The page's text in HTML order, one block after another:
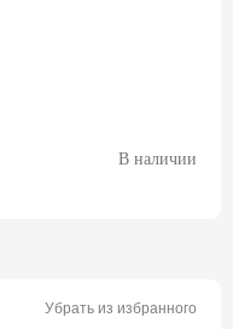
В наличии
Убрать из избранного